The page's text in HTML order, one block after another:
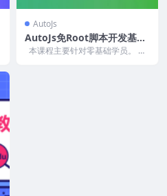
AutoJs
AutoJs免Root脚本开发基础
入门课程（161课时）By立体
本课程主要针对零基础学员。 无